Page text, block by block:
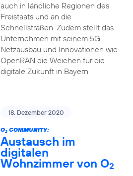
auch in ländliche Regionen des
Freistaats und an die
Schnellstraßen. Zudem stellt das
Unternehmen mit seinem 5G
Netzausbau und Innovationen wie
OpenRAN die Weichen für die
digitale Zukunft in Bayern.
18. Dezember 2020
O2COMMUNITY:
Austausch im
digitalen
Wohnzimmer von O2